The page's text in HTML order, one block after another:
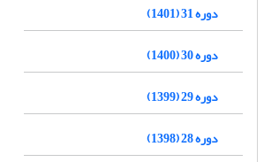
دوره 31 (1401)
دوره 30 (1400)
دوره 29 (1399)
دوره 28 (1398)